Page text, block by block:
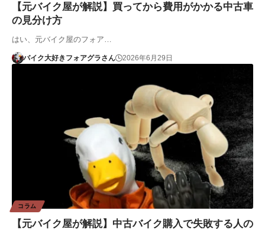
【元バイク屋が解説】買ってから費用がかかる中古車
の見分け方
はい、元バイク屋のフォア…
バイク大好きフォアグラさん 2026年6月29日
コラム
【元バイク屋が解説】中古バイク購入で失敗する人の